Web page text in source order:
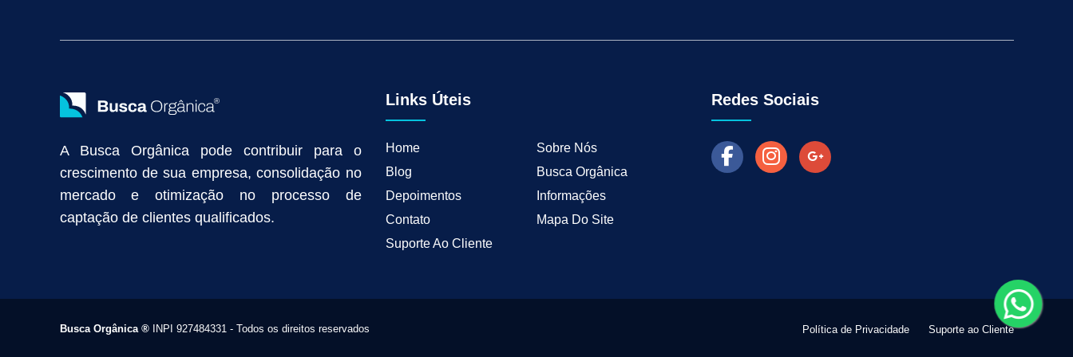
Anunciar na Internet
Captar Clientes Criação de Site para Indústria Marketing de Busca Industrial Marketing Industrial B2B Marketing para Empresas
Como Fazer Industria Vender Mais
A Busca Orgânica pode contribuir para o
crescimento de sua empresa, consolidação no
mercado e otimização no processo de
captação de clientes qualificados.
Links Úteis
Home
Sobre Nós
Blog
Busca Orgânica
Depoimentos
Informações
Contato
Mapa Do Site
Suporte Ao Cliente
Redes Sociais
Busca Orgânica ®INPI 927484331 - Todos os direitos reservados Política de Privacidade Suporte ao Cliente